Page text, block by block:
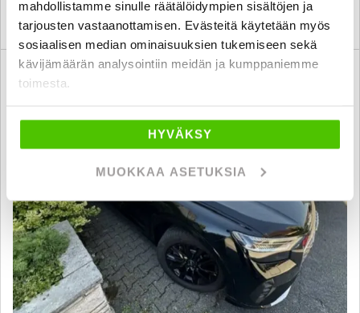
mahdollistamme sinulle räätälöidympien sisältöjen ja
tarjousten vastaanottamisen. Evästeitä käytetään myös
sosiaalisen median ominaisuuksien tukemiseen sekä
kävijämäärän analysointiin meidän ja kumppaniemme
toimesta.
HYVÄKSY
MUOKKAA ASETUKSIA
KATSO TIEDOT WHATSAPP
6 kk korotonta ja kulutonta